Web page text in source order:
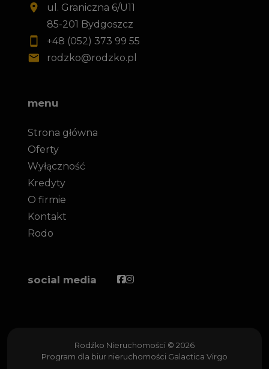
ul. Graniczna 6/U11
85-201 Bydgoszcz
+48 (052) 373 99 55
rodzko@rodzko.pl
menu
Strona główna
Oferty
Wyłączność
Kredyty
O firmie
Kontakt
Rodo
social media Facebook
Facebook
Rodźko Nieruchomości © 2026
Program dla biur nieruchomości Galactica Virgo